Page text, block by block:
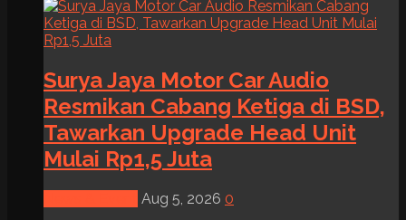
Surya Jaya Motor Car Audio
Resmikan Cabang Ketiga di BSD,
Tawarkan Upgrade Head Unit
Mulai Rp1,5 Juta
Aug 5, 2026 0